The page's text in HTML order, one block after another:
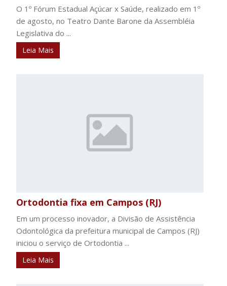
O 1º Fórum Estadual Açúcar x Saúde, realizado em 1º
de agosto, no Teatro Dante Barone da Assembléia
Legislativa do ...
Leia Mais
Ortodontia fixa em Campos (RJ)
Em um processo inovador, a Divisão de Assistência
Odontológica da prefeitura municipal de Campos (RJ)
iniciou o serviço de Ortodontia ...
Leia Mais